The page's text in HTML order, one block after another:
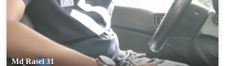
Md Rasel 31